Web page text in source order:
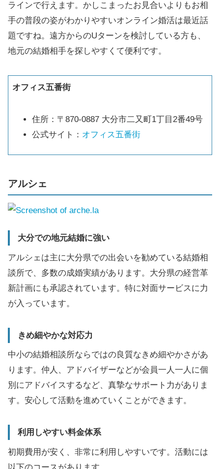
ラインで行えます。かしこまったお見合いよりもお相
手の普段の姿がわかりやすいオンライン婚活は最近話
題ですね。遠方からのUターンを検討している方も、
地元の結婚相手を探しやすくて便利です。
オフィス五番街
住所：〒870-0887 大分市二又町1丁目2番49号
公式サイト： オフィス五番街
アルシェ
大分での地元結婚に強い
アルシェは主に大分県での出会いを勧めている結婚相
談所で、多数の成婚実績があります。大分県の経営革
新計画にも承認されています。特に対面サービスに力
が入っています。
きめ細やかな対応力
中小の結婚相談所ならではの良質なきめ細やかさがあ
ります。仲人、アドバイザーなどが会員一人一人に個
別にアドバイスするなど、真摯なサポート力がありま
す。安心して活動を進めていくことができます。
利用しやすい料金体系
初期費用が安く、非常に利用しやすいです。活動には